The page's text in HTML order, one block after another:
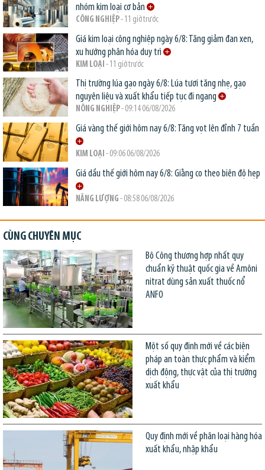
nhóm kim loại cơ bản
CÔNG NGHIỆP- 11 giờ trước
Giá kim loại công nghiệp ngày 6/8: Tăng giảm đan xen,
xu hướng phân hóa duy trì
KIM LOẠI - 11 giờ trước
Thị trường lúa gạo ngày 6/8: Lúa tươi tăng nhẹ, gạo
nguyên liệu và xuất khẩu tiếp tục đi ngang
NÔNG NGHIỆP- 09:14 06/08/2026
Giá vàng thế giới hôm nay 6/8: Tăng vọt lên đỉnh 7 tuần
KIM LOẠI - 09:06 06/08/2026
Giá dầu thế giới hôm nay 6/8: Giằng co theo biên độ hẹp
NĂNG LƯỢNG - 08:58 06/08/2026
CÙNG CHUYÊN MỤC
Bộ Công thương hợp nhất quy
chuẩn kỹ thuật quốc gia về Amôni
nitrat dùng sản xuất thuốc nổ
ANFO
Một số quy định mới về các biện
pháp an toàn thực phẩm và kiểm
dịch động, thực vật của thị trường
xuất khẩu
Quy định mới về phân loại hàng hóa
xuất khẩu, nhập khẩu